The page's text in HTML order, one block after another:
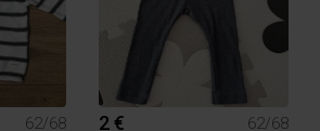
62/68
2 €
62/68